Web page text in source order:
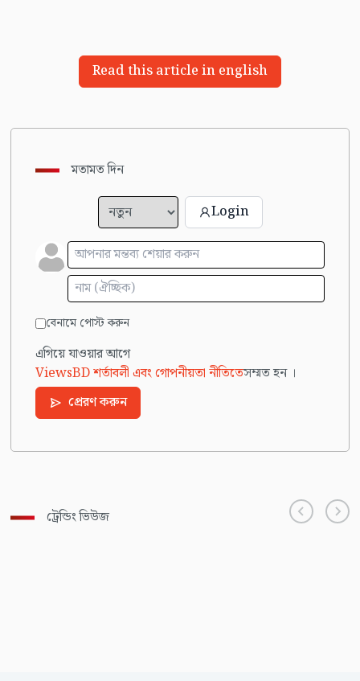
Read this article in english
মতামত দিন
Login
বেনামে পোস্ট করুন
এগিয়ে যাওয়ার আগে
ViewsBD শর্তাবলী এবং গোপনীয়তা নীতিতেসম্মত হন ।
প্রেরণ করুন
ট্রেন্ডিং ভিউজ